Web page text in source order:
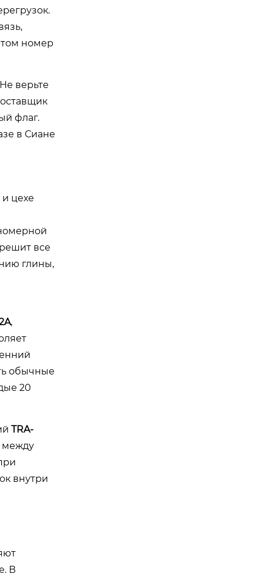
номер
верьте
флаг.
в Сиане
цехе
все
глины,
,
обычные
20
TRA-
между
внутри
В